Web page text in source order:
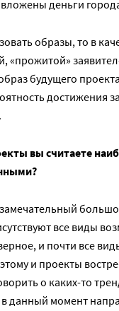
вложены деньги
образы, то в
«прожитой»
будущего
достижения
вы считаете
все виды
и почти все
и проекты
о каких-то
данный момент